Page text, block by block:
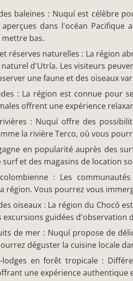
baleines : Nuquí est célèbre
dans l'océan
bas.
réserves naturelles : La région
d'Utría. Les visiteurs
une faune et des oiseaux
: La région est connue pour
offrent une expérience
: Nuquí offre des
la rivière Terco, où vous
en popularité auprès des
surf et des magasins de location
: Les
région. Vous pourrez vous
oiseaux : La région du Chocó
excursions guidées d'observation
de mer : Nuquí propose de
déguster la cuisine locale
lodges en forêt tropicale :
une expérience authentique